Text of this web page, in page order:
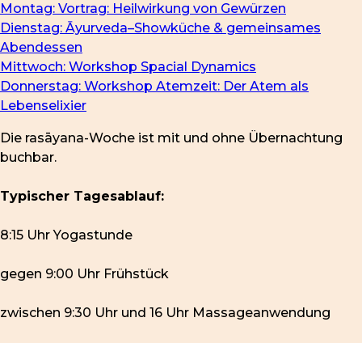
Montag: Vortrag: Heilwirkung von Gewürzen
Dienstag: Āyurveda–Showküche & gemeinsames
Abendessen
Mittwoch: Workshop Spacial Dynamics
Donnerstag: Workshop Atemzeit: Der Atem als
Lebenselixier
Die rasāyana-Woche ist mit und ohne Übernachtung
buchbar.
Typischer Tagesablauf:
8:15 Uhr Yogastunde
gegen 9:00 Uhr Frühstück
zwischen 9:30 Uhr und 16 Uhr Massageanwendung